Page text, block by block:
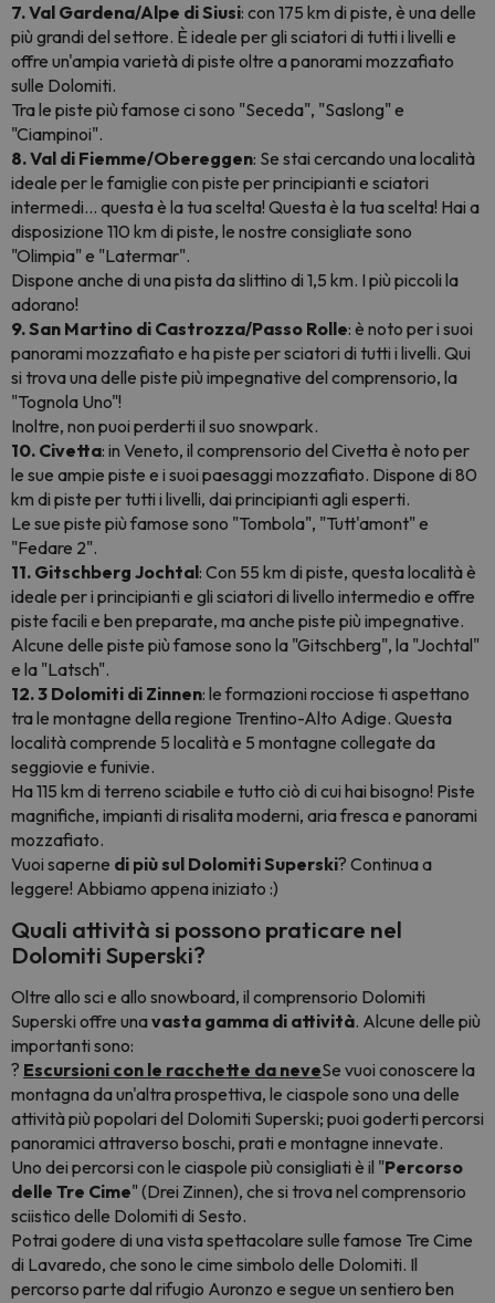
7. Val Gardena/Alpe di Siusi: con 175 km di piste, è una delle
più grandi del settore. È ideale per gli sciatori di tutti i livelli e
offre un'ampia varietà di piste oltre a panorami mozzafiato
sulle Dolomiti.
Tra le piste più famose ci sono "Seceda", "Saslong" e
"Ciampinoi".
8. Val di Fiemme/Obereggen: Se stai cercando una località
ideale per le famiglie con piste per principianti e sciatori
intermedi... questa è la tua scelta! Questa è la tua scelta! Hai a
disposizione 110 km di piste, le nostre consigliate sono
"Olimpia" e "Latermar".
Dispone anche di una pista da slittino di 1,5 km. I più piccoli la
adorano!
9. San Martino di Castrozza/Passo Rolle: è noto per i suoi
panorami mozzafiato e ha piste per sciatori di tutti i livelli. Qui
si trova una delle piste più impegnative del comprensorio, la
"Tognola Uno"!
Inoltre, non puoi perderti il suo snowpark.
10. Civetta: in Veneto, il comprensorio del Civetta è noto per
le sue ampie piste e i suoi paesaggi mozzafiato. Dispone di 80
km di piste per tutti i livelli, dai principianti agli esperti.
Le sue piste più famose sono "Tombola", "Tutt'amont" e
"Fedare 2".
11. Gitschberg Jochtal: Con 55 km di piste, questa località è
ideale per i principianti e gli sciatori di livello intermedio e offre
piste facili e ben preparate, ma anche piste più impegnative.
Alcune delle piste più famose sono la "Gitschberg", la "Jochtal"
e la "Latsch".
12. 3 Dolomiti di Zinnen: le formazioni rocciose ti aspettano
tra le montagne della regione Trentino-Alto Adige. Questa
località comprende 5 località e 5 montagne collegate da
seggiovie e funivie.
Ha 115 km di terreno sciabile e tutto ciò di cui hai bisogno! Piste
magnifiche, impianti di risalita moderni, aria fresca e panorami
mozzafiato.
Vuoi saperne di più sul Dolomiti Superski? Continua a
leggere! Abbiamo appena iniziato :)
Quali attività si possono praticare nel
Dolomiti Superski?
Oltre allo sci e allo snowboard, il comprensorio Dolomiti
Superski offre unavasta gamma di attività. Alcune delle più
importanti sono:
? Escursioni con le racchette da neveSe vuoi conoscere la
montagna da un'altra prospettiva, le ciaspole sono una delle
attività più popolari del Dolomiti Superski; puoi goderti percorsi
panoramici attraverso boschi, prati e montagne innevate.
Uno dei percorsi con le ciaspole più consigliati è il "Percorso
delle Tre Cime" (Drei Zinnen), che si trova nel comprensorio
sciistico delle Dolomiti di Sesto.
Potrai godere di una vista spettacolare sulle famose Tre Cime
di Lavaredo, che sono le cime simbolo delle Dolomiti. Il
percorso parte dal rifugio Auronzo e segue un sentiero ben